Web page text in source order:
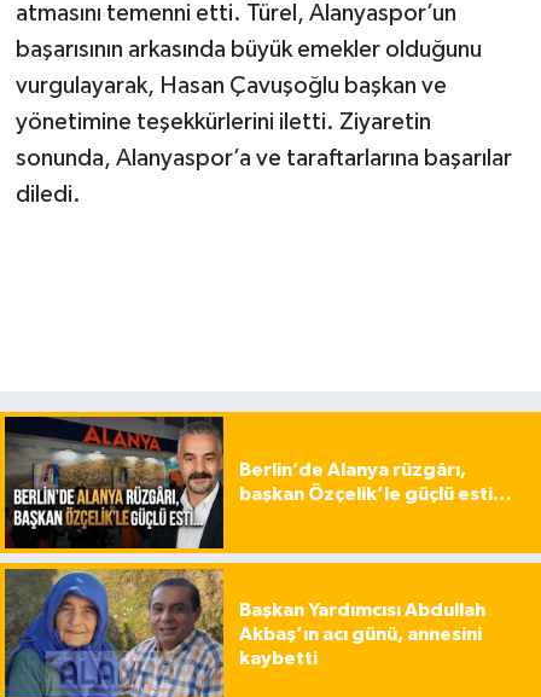
atmasını temenni etti. Türel, Alanyaspor’un
başarısının arkasında büyük emekler olduğunu
vurgulayarak, Hasan Çavuşoğlu başkan ve
yönetimine teşekkürlerini iletti. Ziyaretin
sonunda, Alanyaspor’a ve taraftarlarına başarılar
diledi.
Berlin’de Alanya rüzgârı,
başkan Özçelik’le güçlü esti…
Başkan Yardımcısı Abdullah
Akbaş’ın acı günü, annesini
kaybetti